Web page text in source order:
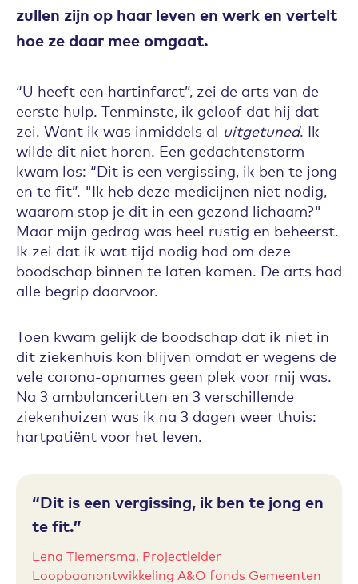
zullen zijn op haar leven en werk en vertelt
hoe ze daar mee omgaat.
“U heeft een hartinfarct”, zei de arts van de
eerste hulp. Tenminste, ik geloof dat hij dat
zei. Want ik was inmiddels al uitgetuned. Ik
wilde dit niet horen. Een gedachtenstorm
kwam los: “Dit is een vergissing, ik ben te jong
en te fit”. "Ik heb deze medicijnen niet nodig,
waarom stop je dit in een gezond lichaam?"
Maar mijn gedrag was heel rustig en beheerst.
Ik zei dat ik wat tijd nodig had om deze
boodschap binnen te laten komen. De arts had
alle begrip daarvoor.
Toen kwam gelijk de boodschap dat ik niet in
dit ziekenhuis kon blijven omdat er wegens de
vele corona-opnames geen plek voor mij was.
Na 3 ambulanceritten en 3 verschillende
ziekenhuizen was ik na 3 dagen weer thuis:
hartpatiënt voor het leven.
Dit is een vergissing, ik ben te jong en
te fit.
Lena Tiemersma, Projectleider
Loopbaanontwikkeling A&O fonds Gemeenten